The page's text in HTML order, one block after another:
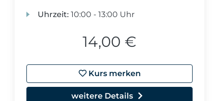
Uhrzeit: 10:00 - 13:00 Uhr
14,00 €
Kurs merken
weitere Details